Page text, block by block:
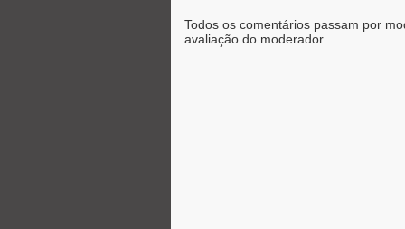
Todos os comentários passam por
avaliação do moderador.